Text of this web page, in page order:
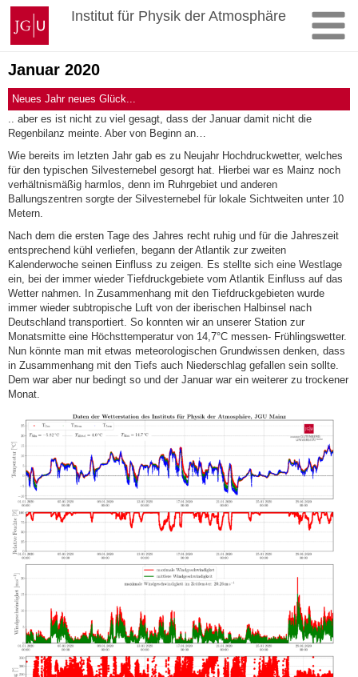
Zum
Inhalt
springen
Johannes
Gutenberg-
Universität
Mainz
Institut für Physik der Atmosphäre
Januar 2020
Neues Jahr neues Glück...
.. aber es ist nicht zu viel gesagt, dass der Januar damit nicht die
Regenbilanz meinte. Aber von Beginn an…
Wie bereits im letzten Jahr gab es zu Neujahr Hochdruckwetter, welches
für den typischen Silvesternebel gesorgt hat. Hierbei war es Mainz noch
verhältnismäßig harmlos, denn im Ruhrgebiet und anderen
Ballungszentren sorgte der Silvesternebel für lokale Sichtweiten unter 10
Metern.
Nach dem die ersten Tage des Jahres recht ruhig und für die Jahreszeit
entsprechend kühl verliefen, begann der Atlantik zur zweiten
Kalenderwoche seinen Einfluss zu zeigen. Es stellte sich eine Westlage
ein, bei der immer wieder Tiefdruckgebiete vom Atlantik Einfluss auf das
Wetter nahmen. In Zusammenhang mit den Tiefdruckgebieten wurde
immer wieder subtropische Luft von der iberischen Halbinsel nach
Deutschland transportiert. So konnten wir an unserer Station zur
Monatsmitte eine Höchsttemperatur von 14,7°C messen- Frühlingswetter.
Nun könnte man mit etwas meteorologischen Grundwissen denken, dass
in Zusammenhang mit den Tiefs auch Niederschlag gefallen sein sollte.
Dem war aber nur bedingt so und der Januar war ein weiterer zu trockener
Monat.